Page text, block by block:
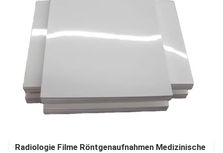
Radiologie Filme Röntgenaufnahmen Medizinische